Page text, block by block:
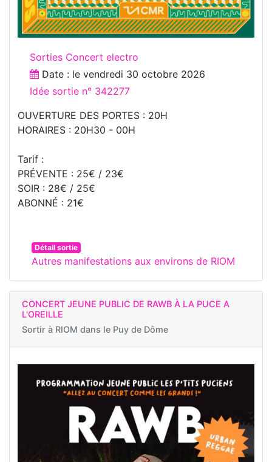
Sorties Concert electro
Date : le vendredi 30 octobre 2026
Idée sortie n° 342277
OUVERTURE DES PORTES : 20H​
HORAIRES : 20H30 - 00H
Tarif :
PRÉVENTE : 25€ / 23€​
​SOIR : 28€ / 25€​
ABONNÉ : 21€
Détail sortie
Autres manifestations aux environs de RIOM
CONCERT JEUNE PUBLIC DE RAWB À LA PUCE A
L'OREILLE
Sortir à RIOM dans le Puy de Dôme